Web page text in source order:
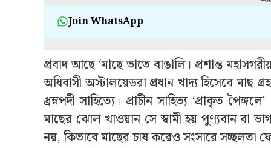
Join WhatsApp
প্রবাদ আছে ‘মাছে ভাতে বাঙালি। প্রশান্ত
অধিবাসী অস্টালয়েডরা প্রধান খাদ্য হিসেবে
ধ্রম্নপদী সাহিত্যে। প্রাচীন সাহিত্য ‘প্রাকৃত
মাছের ঝোল খাওয়ান সে স্বামী হয় পুণ্যবান বা
নয়, কিভাবে মাছের চাষ করেও সংসারে সচ্ছলতা